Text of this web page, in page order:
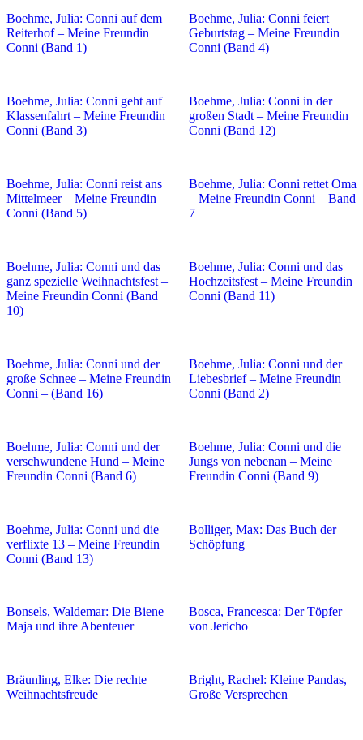
Boehme, Julia: Conni auf dem
Reiterhof – Meine Freundin
Conni (Band 1)
Boehme, Julia: Conni feiert
Geburtstag – Meine Freundin
Conni (Band 4)
Boehme, Julia: Conni geht auf
Klassenfahrt – Meine Freundin
Conni (Band 3)
Boehme, Julia: Conni in der
großen Stadt – Meine Freundin
Conni (Band 12)
Boehme, Julia: Conni reist ans
Mittelmeer – Meine Freundin
Conni (Band 5)
Boehme, Julia: Conni rettet Oma
– Meine Freundin Conni – Band
7
Boehme, Julia: Conni und das
ganz spezielle Weihnachtsfest –
Meine Freundin Conni (Band
10)
Boehme, Julia: Conni und das
Hochzeitsfest – Meine Freundin
Conni (Band 11)
Boehme, Julia: Conni und der
große Schnee – Meine Freundin
Conni – (Band 16)
Boehme, Julia: Conni und der
Liebesbrief – Meine Freundin
Conni (Band 2)
Boehme, Julia: Conni und der
verschwundene Hund – Meine
Freundin Conni (Band 6)
Boehme, Julia: Conni und die
Jungs von nebenan – Meine
Freundin Conni (Band 9)
Boehme, Julia: Conni und die
verflixte 13 – Meine Freundin
Conni (Band 13)
Bolliger, Max: Das Buch der
Schöpfung
Bonsels, Waldemar: Die Biene
Maja und ihre Abenteuer
Bosca, Francesca: Der Töpfer
von Jericho
Bräunling, Elke: Die rechte
Weihnachtsfreude
Bright, Rachel: Kleine Pandas,
Große Versprechen